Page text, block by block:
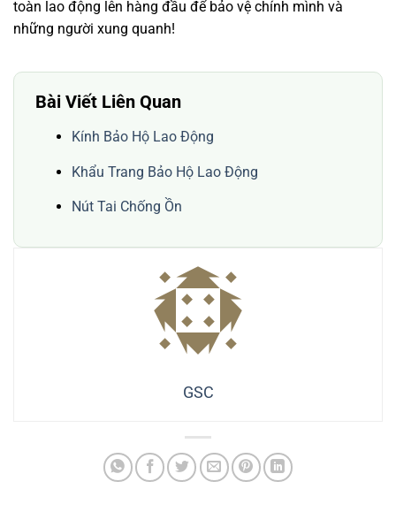
toàn lao động lên hàng đầu để bảo vệ chính mình và
những người xung quanh!
Bài Viết Liên Quan
Kính Bảo Hộ Lao Động
Khẩu Trang Bảo Hộ Lao Động
Nút Tai Chống Ồn
GSC